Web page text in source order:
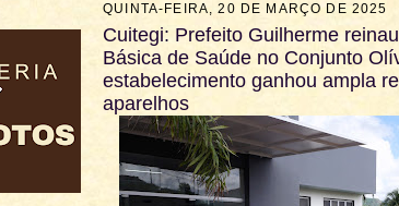
QUINTA-FEIRA, 20 DE MARÇO DE 2025
Cuitegi: Prefeito Guilherme
Básica de Saúde no Conjunto
estabelecimento ganhou ampla
aparelhos